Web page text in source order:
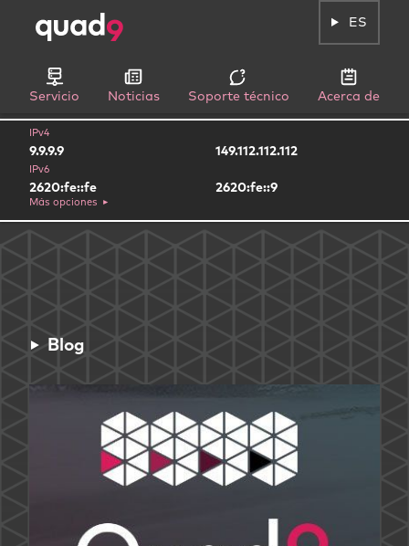
Servicio Noticias Soporte técnico Acerca de
ES
IPv4
9.9.9.9 149.112.112.112
IPv6
2620:fe::fe 2620:fe::9
Más opciones
Blog